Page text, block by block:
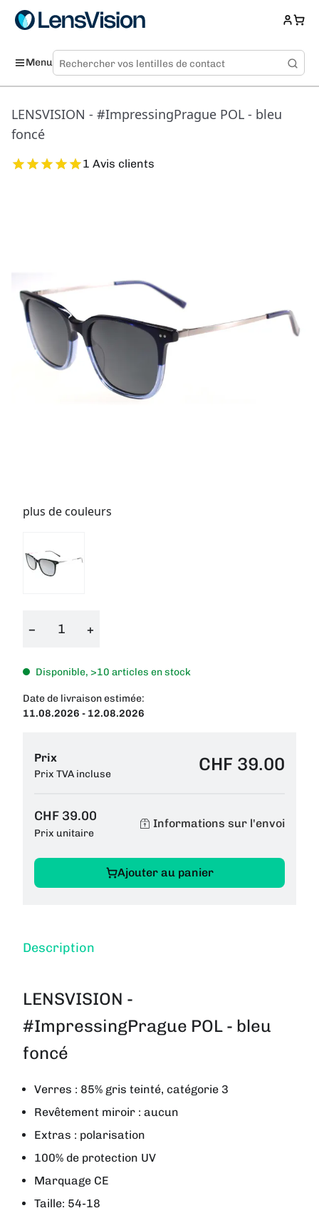
Menu
LENSVISION - #ImpressingPrague POL - bleu
foncé
1 Avis clients
plus de couleurs
− +
Disponible, >10 articles en stock
Date de livraison estimée:
11.08.2026 - 12.08.2026
Prix
Prix TVA incluse CHF 39.00
CHF 39.00
Prix unitaire
Informations sur l'envoi
Ajouter au panier
Description
LENSVISION -
#ImpressingPrague POL - bleu
foncé
Verres : 85% gris teinté, catégorie 3
Revêtement miroir : aucun
Extras : polarisation
100% de protection UV
Marquage CE
Taille: 54-18